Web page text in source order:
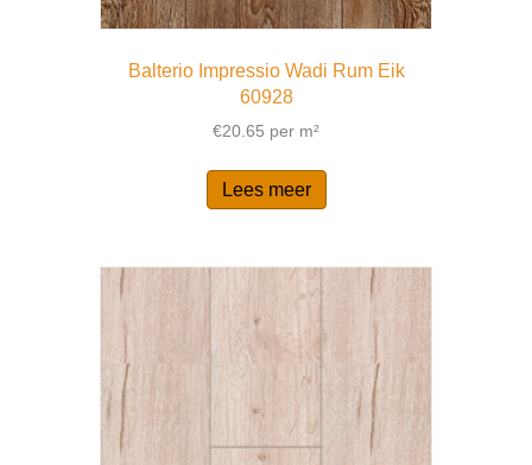
Balterio Impressio Wadi Rum Eik
60928
€20.65 per m²
Lees meer